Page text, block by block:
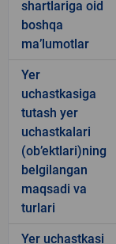
shartlariga oid
boshqa
ma’lumotlar
Yer
uchastkasiga
tutash yer
uchastkalari
(ob’ektlari)ning
belgilangan
maqsadi va
turlari
Yer uchastkasi